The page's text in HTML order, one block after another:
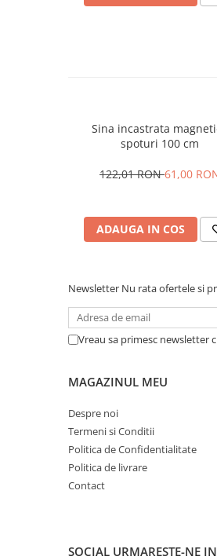
Sina incastrata
spoturi 100 cm
122,01 RON61,00
ADAUGA IN COS
Newsletter Nu rata ofertele si
Vreau sa primesc newsletter
MAGAZINUL MEU
Despre noi
Termeni si Conditii
Politica de Confidentialitate
Politica de livrare
Contact
SOCIAL URMARESTE-NE